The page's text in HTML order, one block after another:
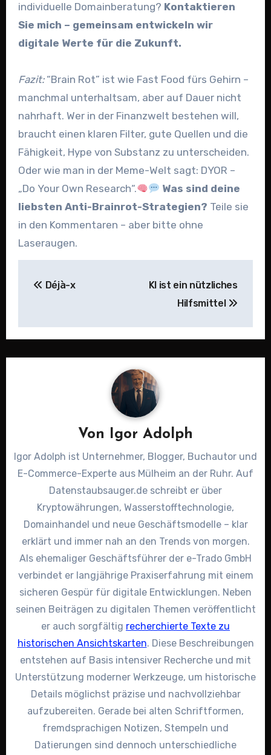
individuelle Domainberatung? Kontaktieren
Sie mich – gemeinsam entwickeln wir
digitale Werte für die Zukunft.
Fazit:“Brain Rot” ist wie Fast Food fürs Gehirn –
manchmal unterhaltsam, aber auf Dauer nicht
nahrhaft. Wer in der Finanzwelt bestehen will,
braucht einen klaren Filter, gute Quellen und die
Fähigkeit, Hype von Substanz zu unterscheiden.
Oder wie man in der Meme-Welt sagt: DYOR –
„Do Your Own Research“.
Was sind deine
liebsten Anti-Brainrot-Strategien? Teile sie
in den Kommentaren – aber bitte ohne
Laseraugen.
Déjà-x
KI ist ein nützliches
Hilfsmittel
Von Igor Adolph
Igor Adolph ist Unternehmer, Blogger, Buchautor und
E-Commerce-Experte aus Mülheim an der Ruhr. Auf
Datenstaubsauger.de schreibt er über
Kryptowährungen, Wasserstofftechnologie,
Domainhandel und neue Geschäftsmodelle – klar
erklärt und immer nah an den Trends von morgen.
Als ehemaliger Geschäftsführer der e-Trado GmbH
verbindet er langjährige Praxiserfahrung mit einem
sicheren Gespür für digitale Entwicklungen. Neben
seinen Beiträgen zu digitalen Themen veröffentlicht
er auch sorgfältig recherchierte Texte zu
historischen Ansichtskarten. Diese Beschreibungen
entstehen auf Basis intensiver Recherche und mit
Unterstützung moderner Werkzeuge, um historische
Details möglichst präzise und nachvollziehbar
aufzubereiten. Gerade bei alten Schriftformen,
fremdsprachigen Notizen, Stempeln und
Datierungen sind dennoch unterschiedliche